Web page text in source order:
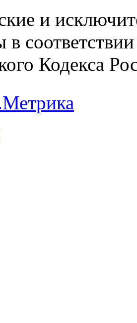
и
Кодекса